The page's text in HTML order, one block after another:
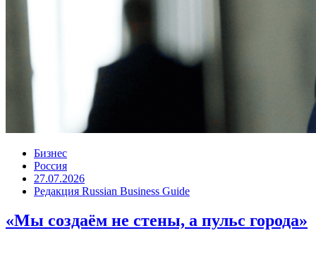
Бизнес
Россия
27.07.2026
Редакция Russian Business Guide
«Мы создаём не стены, а пульс города»